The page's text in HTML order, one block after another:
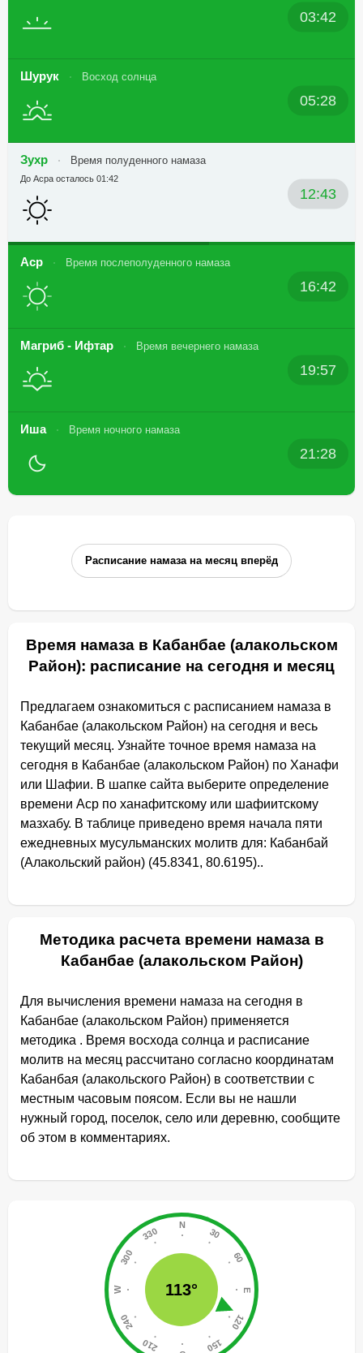
03:42
Шурук Восход солнца
05:28
Зухр Время полуденного намаза
12:43
До Асра осталось 01:42
Аср Время послеполуденного намаза
16:42
Магриб - Ифтар Время вечернего намаза
19:57
Иша Время ночного намаза
21:28
Расписание намаза на месяц вперёд
Время намаза в Кабанбае (алакольском
Район): расписание на сегодня и месяц
Предлагаем ознакомиться с расписанием намаза в
Кабанбае (алакольском Район) на сегодня и весь
текущий месяц. Узнайте точное время намаза на
сегодня в Кабанбае (алакольском Район) по Ханафи
или Шафии. В шапке сайта выберите определение
времени Аср по ханафитскому или шафиитскому
мазхабу. В таблице приведено время начала пяти
ежедневных мусульманских молитв для: Кабанбай
(Алакольский район) (45.8341, 80.6195)..
Методика расчета времени намаза в
Кабанбае (алакольском Район)
Для вычисления времени намаза на сегодня в
Кабанбае (алакольском Район) применяется
методика . Время восхода солнца и расписание
молитв на месяц рассчитано согласно координатам
Кабанбая (алакольского Район) в соответствии с
местным часовым поясом. Если вы не нашли
нужный город, поселок, село или деревню, сообщите
об этом в комментариях.
113°